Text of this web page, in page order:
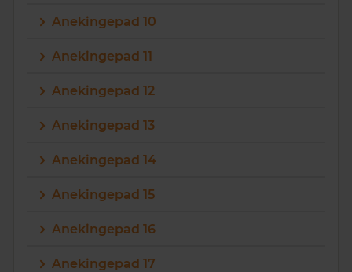
088 220 4200
Maandag t/m vrijdag - 08:00 -18:00
Anekingepad 10
Anekingepad 11
Anekingepad 12
Anekingepad 13
Anekingepad 14
Anekingepad 15
Anekingepad 16
Anekingepad 17